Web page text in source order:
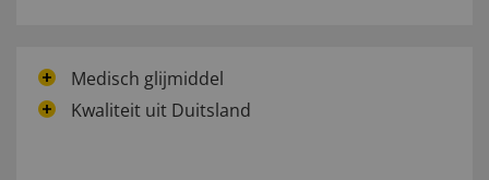
Medisch glijmiddel
Kwaliteit uit Duitsland